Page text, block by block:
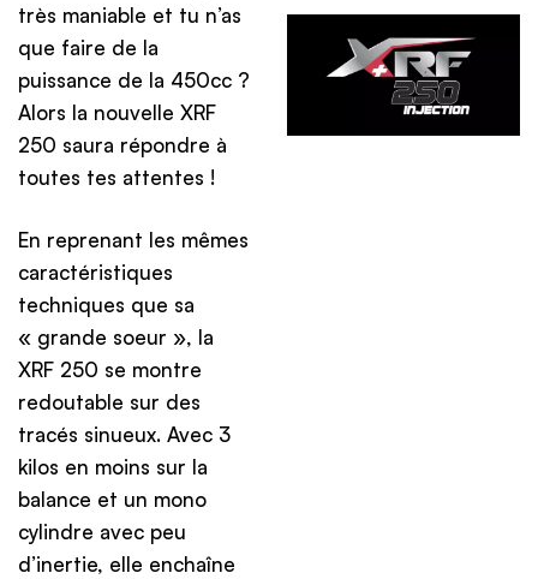
très maniable et tu n’as
que faire de la
puissance de la 450cc ?
Alors la nouvelle XRF
250 saura répondre à
toutes tes attentes !
En reprenant les mêmes
caractéristiques
techniques que sa
« grande soeur », la
XRF 250 se montre
redoutable sur des
tracés sinueux. Avec 3
kilos en moins sur la
balance et un mono
cylindre avec peu
d’inertie, elle enchaîne